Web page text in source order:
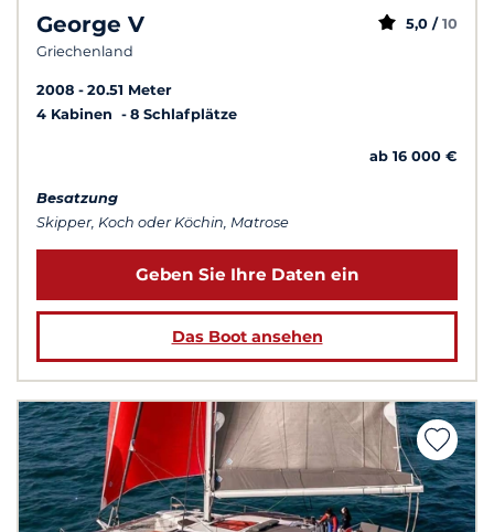
George V
Griechenland
5,0 / 10
2008
20.51 Meter
4 Kabinen
8 Schlafplätze
ab 16 000 €
Besatzung
Skipper, Koch oder Köchin, Matrose
Geben Sie Ihre Daten ein
Das Boot ansehen